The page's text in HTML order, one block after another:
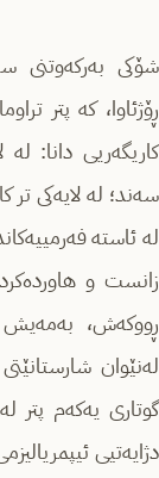
شۆكى بەركەوتنى
ڕۆژئاوا، كە پتر
كاریگەریى دانا:
سەند؛ لە لایەكی تر
لە ئاستە
زانست و
ڕووكەش، بەمەیش
لەنێوان
گوتارى یەكەم پتر
دژایەتیى